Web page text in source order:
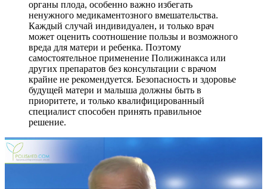
органы плода, особенно важно избегать
ненужного медикаментозного вмешательства.
Каждый случай индивидуален, и только врач
может оценить соотношение пользы и возможного
вреда для матери и ребенка. Поэтому
самостоятельное применение Полижинакса или
других препаратов без консультации с врачом
крайне не рекомендуется. Безопасность и здоровье
будущей матери и малыша должны быть в
приоритете, и только квалифицированный
специалист способен принять правильное
решение.